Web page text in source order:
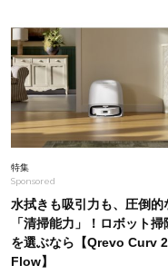
【シャツ
夏のソ
Fashion
デニムに
なのにキ
特集
Sponsored
水拭きも吸引力も、圧倒的
「清掃能力」！ロボット掃
を選ぶなら【Qrevo Curv 2
Flow】